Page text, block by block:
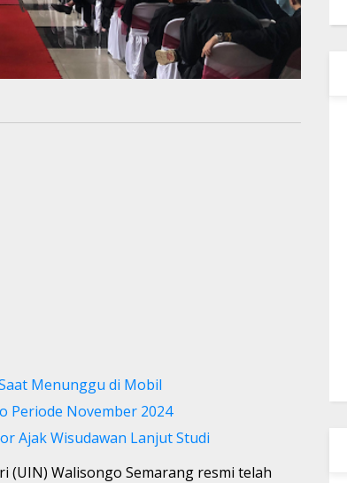
Menunggu di Mobil
Periode November 2024
Ajak Wisudawan Lanjut Studi
(UIN) Walisongo Semarang resmi telah